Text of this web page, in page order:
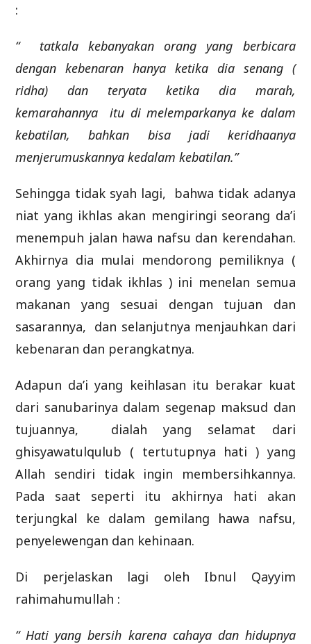
:
“ tatkala kebanyakan orang yang berbicara
dengan kebenaran hanya ketika dia senang (
ridha) dan teryata ketika dia marah,
kemarahannya itu di melemparkanya ke dalam
kebatilan, bahkan bisa jadi keridhaanya
menjerumuskannya kedalam kebatilan.”
Sehingga tidak syah lagi, bahwa tidak adanya
niat yang ikhlas akan mengiringi seorang da’i
menempuh jalan hawa nafsu dan kerendahan.
Akhirnya dia mulai mendorong pemiliknya (
orang yang tidak ikhlas ) ini menelan semua
makanan yang sesuai dengan tujuan dan
sasarannya, dan selanjutnya menjauhkan dari
kebenaran dan perangkatnya.
Adapun da’i yang keihlasan itu berakar kuat
dari sanubarinya dalam segenap maksud dan
tujuannya, dialah yang selamat dari
ghisyawatulqulub ( tertutupnya hati ) yang
Allah sendiri tidak ingin membersihkannya.
Pada saat seperti itu akhirnya hati akan
terjungkal ke dalam gemilang hawa nafsu,
penyelewengan dan kehinaan.
Di perjelaskan lagi oleh Ibnul Qayyim
rahimahumullah :
“ Hati yang bersih karena cahaya dan hidupnya